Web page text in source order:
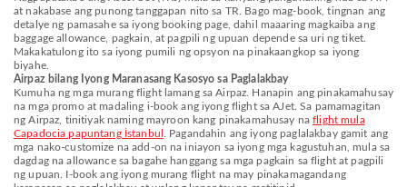
at nakabase ang punong tanggapan nito sa TR. Bago mag-book, tingnan ang
detalye ng pamasahe sa iyong booking page, dahil maaaring magkaiba ang
baggage allowance, pagkain, at pagpili ng upuan depende sa uri ng tiket.
Makakatulong ito sa iyong pumili ng opsyon na pinakaangkop sa iyong
biyahe.
Airpaz bilang Iyong Maranasang Kasosyo sa Paglalakbay
Kumuha ng mga murang flight lamang sa Airpaz. Hanapin ang pinakamahusay
na mga promo at madaling i-book ang iyong flight sa AJet. Sa pamamagitan
ng Airpaz, tinitiyak naming mayroon kang pinakamahusay naflight mula
Capadocia papuntang İstanbul
. Pagandahin ang iyong paglalakbay gamit ang
mga nako-customize na add-on na iniayon sa iyong mga kagustuhan, mula sa
dagdag na allowance sa bagahe hanggang sa mga pagkain sa flight at pagpili
ng upuan. I-book ang iyong murang flight na may pinakamagandang